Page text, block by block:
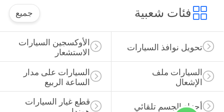
فئات شعبية جميع
الأوكسجين السيارات
الاستشعار
تحويل نوافذ السيارات
السيارات على مدار
الساعة الربيع
السيارات ملف
الإشعال
قطع غيار السيارات
أجزاء الجسم تلقائي